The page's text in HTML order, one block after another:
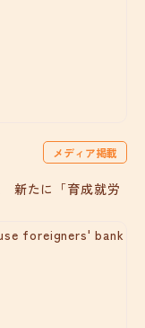
メディア掲載
新たに「育成就労